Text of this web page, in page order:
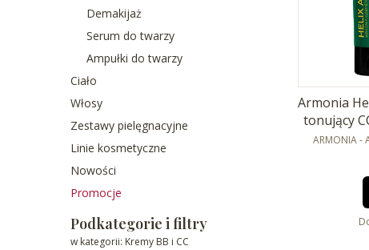
Demakijaż
Serum do twarzy
Ampułki do twarzy
Ciało
Włosy
Zestawy pielęgnacyjne
Linie kosmetyczne
Nowości
Promocje
Koniec menu
Podkategorie i filtry
w kategorii: Kremy BB i CC
Armonia
tonujący
PRODUCENT
ARMONIA -